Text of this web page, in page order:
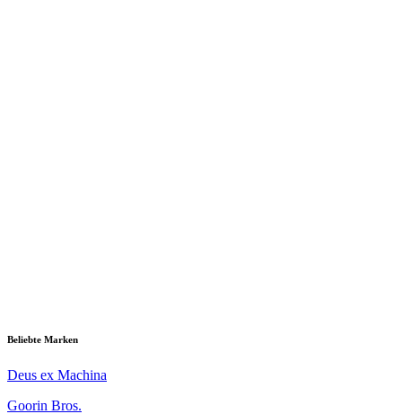
Beliebte Marken
Deus ex Machina
Goorin Bros.